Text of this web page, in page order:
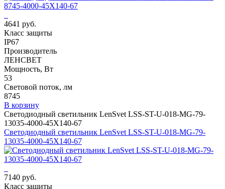
4641 руб.
Класс защиты
IP67
Производитель
ЛЕНСВЕТ
Мощность, Вт
53
Световой поток, лм
8745
В корзину
Светодиодный светильник LenSvet LSS-ST-U-018-MG-79-
13035-4000-45X140-67
Светодиодный светильник LenSvet LSS-ST-U-018-MG-79-
13035-4000-45X140-67
7140 руб.
Класс защиты